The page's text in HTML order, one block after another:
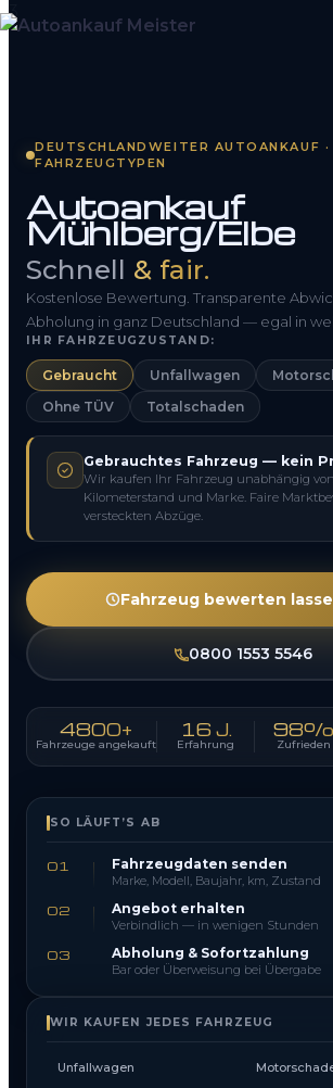
So funktioniert’s
Kontakt
FAQ
0800 1553 5546
DEUTSCHLANDWEITER AUTOANKAUF ·
FAHRZEUGTYPEN
Autoankauf
Mühlberg/Elbe
Schnell & fair.
Kostenlose Bewertung. Transparente
Abholung in ganz Deutschland — egal in
IHR FAHRZEUGZUSTAND:
Gebraucht Unfallwagen
Ohne TÜV
Totalschaden
Gebrauchtes Fahrzeug — kein
Wir kaufen Ihr Fahrzeug unabhängig
Kilometerstand und Marke. Faire
versteckten Abzüge.
Fahrzeug bewerten
0800 1553 5546
4800+
Fahrzeuge angekauft
16 J.
Erfahrung
98%
Zufrieden
SO LÄUFT’S AB
01 Fahrzeugdaten senden
Marke, Modell, Baujahr, km, Zustand
02 Angebot erhalten
Verbindlich — in wenigen Stunden
03 Abholung & Sofortzahlung
Bar oder Überweisung bei Übergabe
WIR KAUFEN JEDES FAHRZEUG
Unfallwagen